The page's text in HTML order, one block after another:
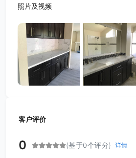
照片及视频
客户评价
0 (基于0个评分) 详情